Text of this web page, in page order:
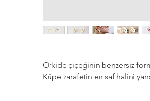
Orkide çiçeğinin benzersiz
Küpe zarafetin en saf halini